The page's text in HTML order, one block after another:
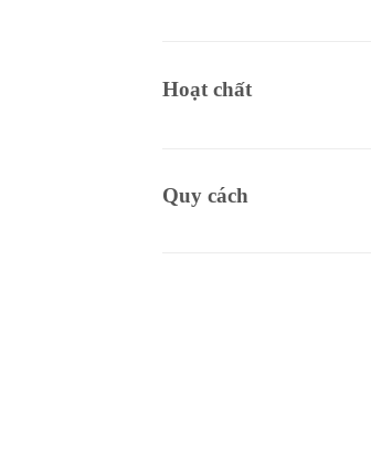
Hoạt chất
Quy cách